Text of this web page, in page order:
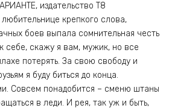
издательство Т8
крепкого слова,
боев выпала сомнительная честь
себе, скажу я вам, мужик, но все
потерять. За свою свободу и
я буду биться до конца.
Совсем понадобится – сменю штаны
в леди. И рея, так уж и быть,